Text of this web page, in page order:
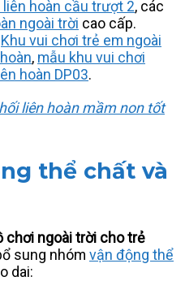
liên hoàn cầu trượt 2, các
ngoài trời cao cấp.
Khu vui chơi trẻ em ngoài
, mẫu khu vui chơi
hoàn DP03.
liên hoàn mầm non tốt
thể chất và
chơi ngoài trời cho trẻ
sung nhóm vận động thể
dai: